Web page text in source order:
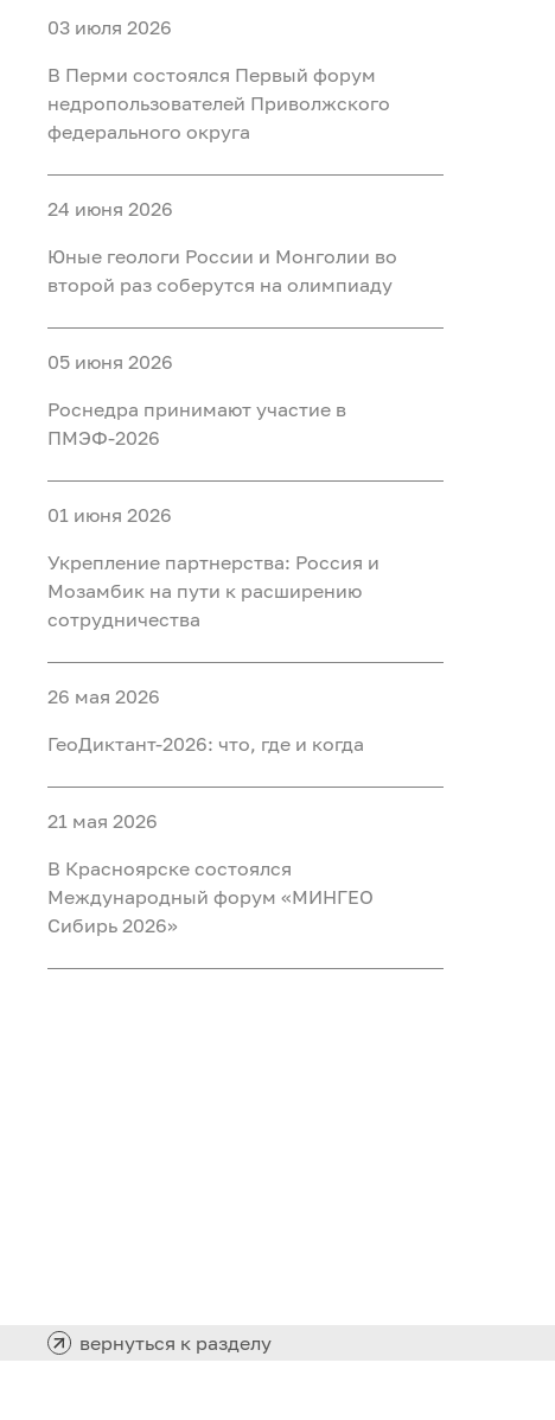
03 июля 2026
В Перми состоялся Первый форум
недропользователей Приволжского
федерального округа
24 июня 2026
Юные геологи России и Монголии во
второй раз соберутся на олимпиаду
05 июня 2026
Роснедра принимают участие в
ПМЭФ-2026
01 июня 2026
Укрепление партнерства: Россия и
Мозамбик на пути к расширению
сотрудничества
26 мая 2026
ГеоДиктант-2026: что, где и когда
21 мая 2026
В Красноярске состоялся
Международный форум «МИНГЕО
Сибирь 2026»
вернуться к разделу